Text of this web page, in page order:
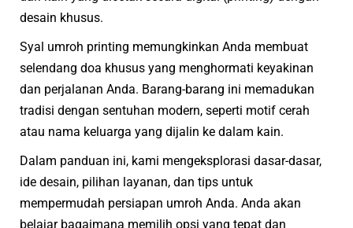
desain khusus.
Syal umroh printing memungkinkan Anda membuat
selendang doa khusus yang menghormati keyakinan
dan perjalanan Anda. Barang-barang ini memadukan
tradisi dengan sentuhan modern, seperti motif cerah
atau nama keluarga yang dijalin ke dalam kain.
Dalam panduan ini, kami mengeksplorasi dasar-dasar,
ide desain, pilihan layanan, dan tips untuk
mempermudah persiapan umroh Anda. Anda akan
belajar bagaimana memilih opsi yang tepat dan